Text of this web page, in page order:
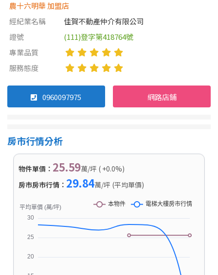
農十六明華 加盟店
經紀業名稱
佳賀不動產仲介有限公司
證號
(111)登字第418764號
專業品質
服務態度
0960097975 網路店鋪
房市行情分析
物件單價： 25.59萬/坪 ( +0.0%)
房市房市行情： 29.84萬/坪 (平均單價)